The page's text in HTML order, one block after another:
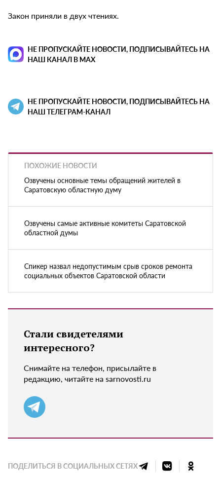
Закон приняли в двух чтениях.
НЕ ПРОПУСКАЙТЕ НОВОСТИ, ПОДПИСЫВАЙТЕСЬ НА
НАШ КАНАЛ В MAX
НЕ ПРОПУСКАЙТЕ НОВОСТИ, ПОДПИСЫВАЙТЕСЬ НА
НАШ ТЕЛЕГРАМ-КАНАЛ
ПОХОЖИЕ НОВОСТИ
Озвучены основные темы обращений жителей в
Саратовскую областную думу
Озвучены самые активные комитеты Саратовской
областной думы
Спикер назвал недопустимым срыв сроков ремонта
социальных объектов Саратовской области
Стали свидетелями
интересного?
Снимайте на телефон, присылайте в
редакцию, читайте на sarnovosti.ru
ПОДЕЛИТЬСЯ В СОЦИАЛЬНЫХ СЕТЯХ